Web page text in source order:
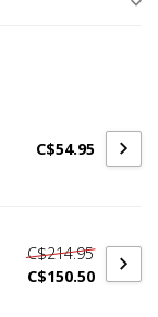
C$54.95
C$214.95
C$150.50